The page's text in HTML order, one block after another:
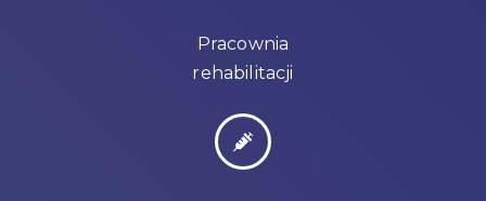
Pracownia
rehabilitacji